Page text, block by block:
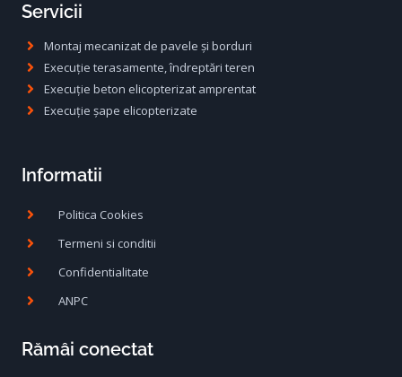
Servicii
Montaj mecanizat de pavele și borduri
Execuție terasamente, îndreptări teren
Execuție beton elicopterizat amprentat
Execuție șape elicopterizate
Informatii
Politica Cookies
Termeni si conditii
Confidentialitate
ANPC
Rămâi conectat